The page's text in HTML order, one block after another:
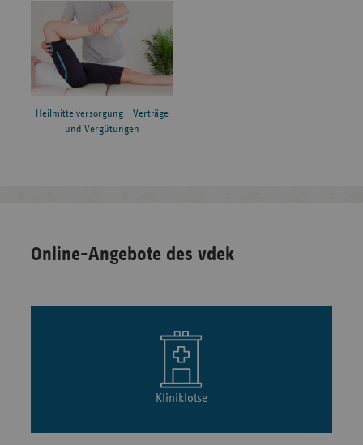
Heilmittelversorgung – Verträge
und Vergütungen
Online-Angebote des vdek
Kliniklotse